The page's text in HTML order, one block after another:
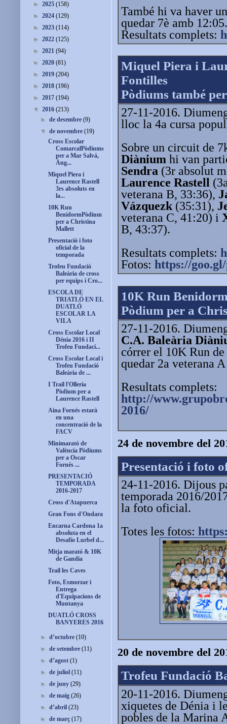
També hi va haver
quedar 7è amb 12:05.
Resultats complets:
Miquel Piera i
Fontilles
Pòdiums també
27-11-2016.
lloc la 4a cursa
Sobre un circuit de
Diànium hi van
Sendra (3r absolut
Laurence Rastell
veterana B, 33:36),
Vázquezk(35:31),
veterana C, 41:20) i
B, 43:37).
Resultats complets:
Fotos: https://
10K Run
Pòdium per a
27-11-2016.
C.A. Baleària
córrer el 10K Run
quedar 2a veterana A
Resultats complets:
http://
2016/
24 de novembre del
Presentació i foto
24-11-2016. Dijous
temporada 2016/
la foto oficial.
Totes les fotos:
20 de novembre del
Trofeu Fundació
20-11-2016.
xiquetes de Dénia i
pobles de la Marina
► 2025 (158)
► 2024 (129)
► 2023 (114)
► 2022 (125)
► 2021 (94)
► 2020 (81)
► 2019 (204)
► 2018 (196)
► 2017 (194)
▼ 2016 (213)
►de desembre(9)
▼de novembre(19)
Cross Escolar
ComarcalPòdiums
per a Mar Salvá,
Àng...
Miquel Piera i
Laurence Rastell
3rs absoluts en
la...
10K Run
BenidormPòdium
per a Christina
Mallett
Presentació i foto
oficial de la
temporada
Trofeu Fundació
Baleària de cross
per equips i Cro...
ESCOLA DE
TRIATLÓ EN EL
DUATLÓ
ESCOLAR LA
VILA
Cross Escolar Local
Dénia 2016 i II
Trofeu Fundaci...
Cross Escolar Local i
Trofeu Fundació
Baleària de ...
I Trail l'Olleria
Pòdium per a
Laurence Rastell
Aina Fornés estarà
en una
concentració de la
FACV
Minimarató de
València Pòdiums
per a Oscar
Fornés ...
PRESENTACIÓ
TEMPORADA
2016-2017
Cross d'Atapuerca
Gran Fons d'Ondara
Encarna Cardona 1a
absoluta en el
Desafío Lurbel d...
Mitja marató & 10K
de Gandia
Trail les Caves
Foto, Esmorzar i
Entrega
d'Equipacions de
Muntanya
DUATLÓ CROSS
BANYERES 2016
►d’octubre(10)
►de setembre(11)
►d’agost(1)
►de juliol(11)
►de juny(29)
►de maig(26)
►d’abril(23)
►de març(17)